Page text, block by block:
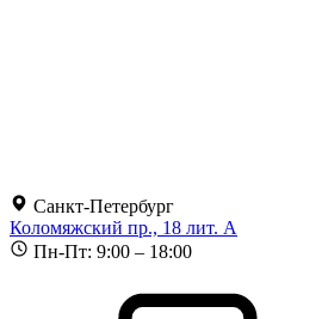
Санкт-Петербург
Коломяжский пр., 18 лит. А
Пн-Пт: 9:00 – 18:00